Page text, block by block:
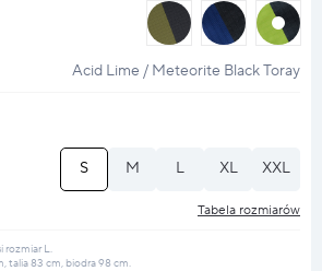
halo
halo
halo
?
Acid Lime / Meteorite Black Toray
XXL
XL
L
M
S
Tabela rozmiarów
rozmiar L.
talia 83 cm, biodra 98 cm.